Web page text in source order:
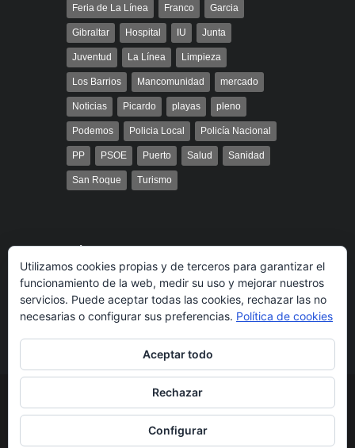
Feria de La Línea Franco Garcia
Gibraltar Hospital IU Junta
Juventud La Línea Limpieza
Los Barrios Mancomunidad mercado
Noticias Picardo playas pleno
Podemos Policia Local Policía Nacional
PP PSOE Puerto Salud Sanidad
San Roque Turismo
Búsqueda
© 2014 Radio Bahía Gibraltar desarrollado por
Media&Web
Política de cookies
sobre las cookies
Utilizamos cookies propias y de terceros para garantizar el
funcionamiento de la web, medir su uso y mejorar nuestros
servicios. Puede aceptar todas las cookies, rechazar las no
necesarias o configurar sus preferencias. Política de cookies
Aceptar todo
Rechazar
Configurar